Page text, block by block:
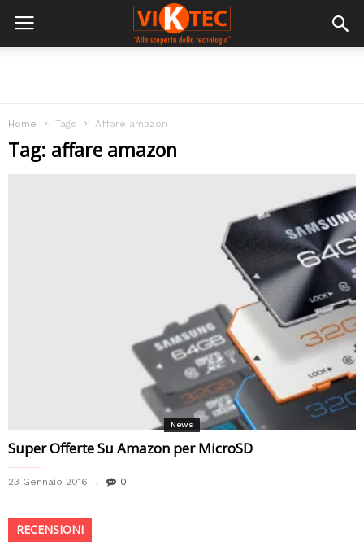
Home Tags Affare amazon
Tag: affare amazon
News
Super Offerte Su Amazon per MicroSD
23 Gennaio 2016 0
RECENSIONI